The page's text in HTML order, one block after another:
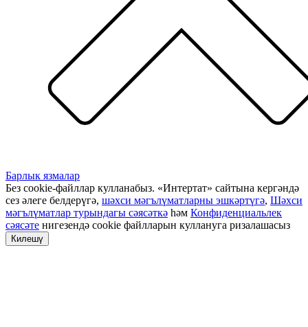
Барлык язмалар
Без cookie-файллар кулланабыз. «Интертат» сайтына кергәндә
сез әлеге белдерүгә, шәхси мәгълүматларны эшкәртүгә, Шәхси
мәгълүматлар турындагы сәясәткә һәм Конфиденциальлек
сәясәте нигезендә cookie файлларын куллануга ризалашасыз
Килешү